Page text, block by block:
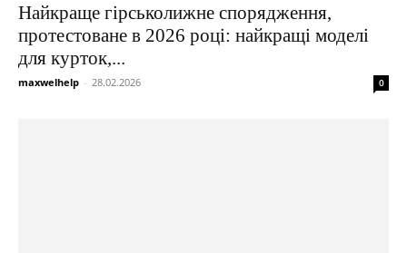
Найкраще гірськолижне спорядження,
протестоване в 2026 році: найкращі моделі
для курток,...
maxwelhelp - 28.02.2026 0